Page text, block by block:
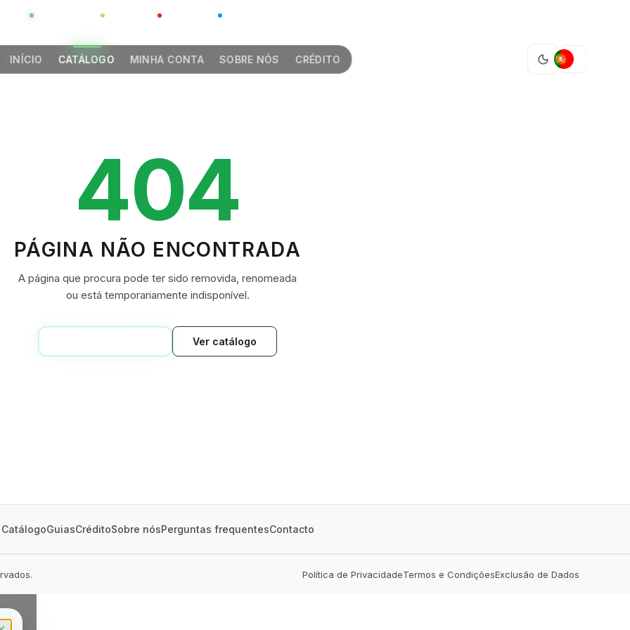
CHINA
INÍCIO CATÁLOGO MINHA CONTA SOBRE NÓS CRÉDITO
GREEN VILLAGE
404
PÁGINA NÃO ENCONTRADA
A página que procura pode ter sido removida, renomeada
ou está temporariamente indisponível.
Ver catálogo
CatálogoGuiasCréditoSobre nósPerguntas frequentesContacto
Política de PrivacidadeTermos e CondiçõesExclusão de Dados